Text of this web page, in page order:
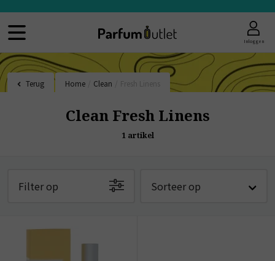
Inloggen
Terug Home Clean
Clean Fresh Linens
1 artikel
Filter op Sorteer op